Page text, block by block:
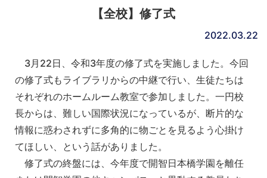
【全校】修了式
2022.03.22
3月22日、令和3年度の修了式を実施しました。今回
の修了式もライブラリからの中継で行い、生徒たちは
それぞれのホームルーム教室で参加しました。一円校
長からは、難しい国際状況になっているが、断片的な
情報に惑わされずに多角的に物ごとを見るよう心掛け
てほしい、という話がありました。
修了式の終盤には、今年度で開智日本橋学園を離任